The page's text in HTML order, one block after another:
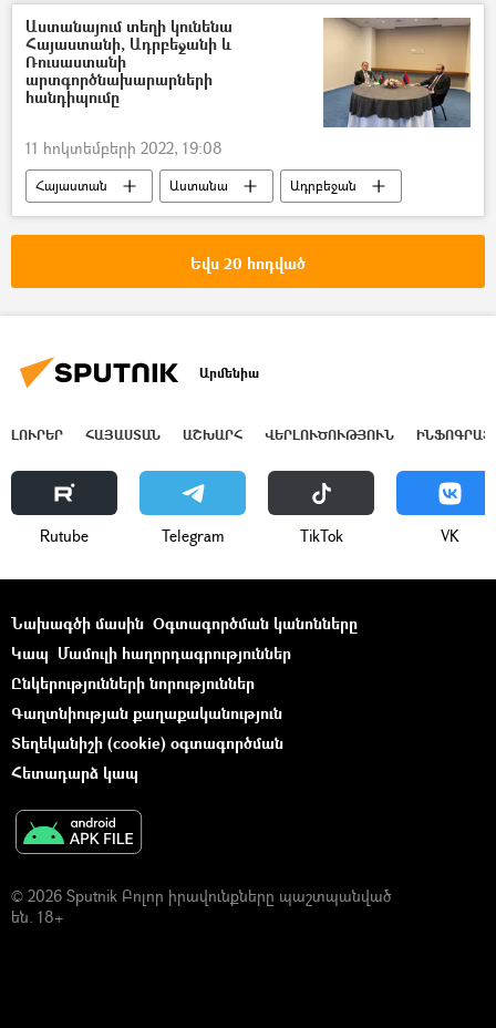
Աստանայում տեղի կունենա
Հայաստանի, Ադրբեջանի և
Ռուսաստանի
արտգործնախարարների
հանդիպումը
11 հոկտեմբերի 2022, 19:08
Հայաստան Աստանա
Ադրբեջան
Ռուսաստան
Եվս 20 հոդված
Արմենիա
ԼՈՒՐԵՐ ՀԱՅԱՍՏԱՆ ԱՇԽԱՐՀ ՎԵՐԼՈՒԾՈՒԹՅՈՒՆ
Rutube Telegram ТikТоk VK
Նախագծի մասին Օգտագործման կանոնները
Կապ Մամուլի հաղորդագրություններ
Ընկերությունների նորություններ
Գաղտնիության քաղաքականություն
Տեղեկանիշի (cookie) օգտագործման
Հետադարձ կապ
© 2026 Sputnik Բոլոր իրավունքները պաշտպանված
են. 18+